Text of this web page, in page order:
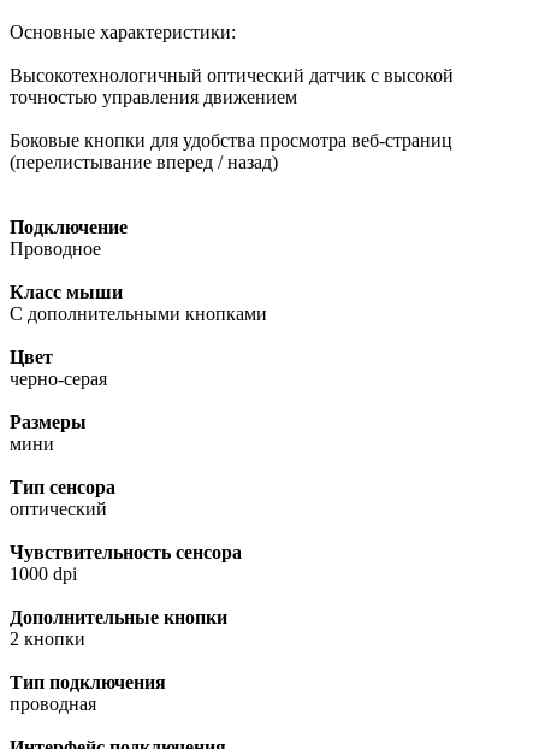
Основные характеристики:
Высокотехнологичный оптический датчик с высокой
точностью управления движением
Боковые кнопки для удобства просмотра веб-страниц
(перелистывание вперед / назад)
Подключение
Проводное
Класс мыши
С дополнительными кнопками
Цвет
черно-серая
Размеры
мини
Тип сенсора
оптический
Чувствительность сенсора
1000 dpi
Дополнительные кнопки
2 кнопки
Тип подключения
проводная